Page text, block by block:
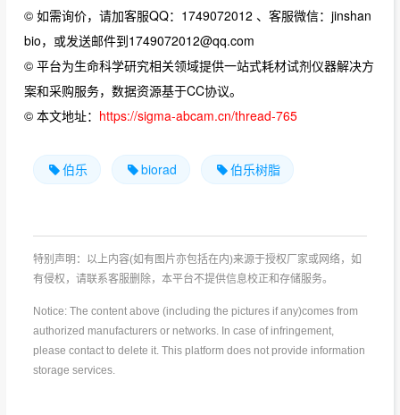
© 如需询价，请加客服QQ：1749072012 、客服微信：jinshan
bio，或发送邮件到1749072012@qq.com
© 平台为生命科学研究相关领域提供一站式耗材试剂仪器解决方
案和采购服务，数据资源基于CC协议。
© 本文地址： https://sigma-abcam.cn/thread-765
伯乐 biorad 伯乐树脂
特别声明：以上内容(如有图片亦包括在内)来源于授权厂家或网络，如
有侵权，请联系客服删除，本平台不提供信息校正和存储服务。
Notice: The content above (including the pictures if any)comes from
authorized manufacturers or networks. In case of infringement,
please contact to delete it. This platform does not provide information
storage services.